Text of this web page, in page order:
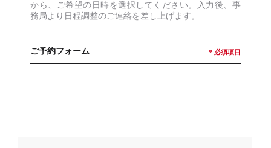
から、ご希望の日時を選択してください。入力後、事
務局より日程調整のご連絡を差し上げます。
ご予約フォーム * 必須項目